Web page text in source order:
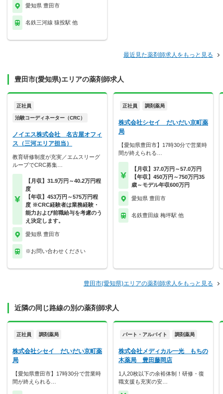
愛知県 豊田市
名鉄三河線 猿投駅 他
最近見た薬剤師求人をもっと見る
豊田市(愛知県)エリアの薬剤師求人
正社員
治験コーディネーター（CRC）
ノイエス株式会社 名古屋オフィ
ス（三河エリア担当）
教育研修制度が充実／エムスリーグ
ループでCRC募集…
【月収】31.9万円～40.2万円程
度
【年収】453万円～575万円程
度 ※CRC経験者は業務経験・
能力および前職給与を考慮のう
え決定します。
愛知県 豊田市
※お問い合わせください
正社員 調剤薬局
株式会社シセイ だいだい京町薬
局
【愛知県豊田市】17時30分で営業時
間が終えられる…
【月収】37.0万円～57.0万円
【年収】450万円～750万円35
歳～モデル年収600万円
愛知県 豊田市
名鉄豊田線 梅坪駅 他
豊田市(愛知県)エリアの薬剤師求人をもっと見る
近隣の同じ路線の別の薬剤師求人
正社員 調剤薬局
株式会社シセイ だいだい京町薬
局
【愛知県豊田市】17時30分で営業時
間が終えられる…
パート・アルバイト 調剤薬局
株式会社メディカル一光 もちの
木薬局 豊田藤岡店
1人20枚以下の余裕体制！研修・復
職支援も充実の安…